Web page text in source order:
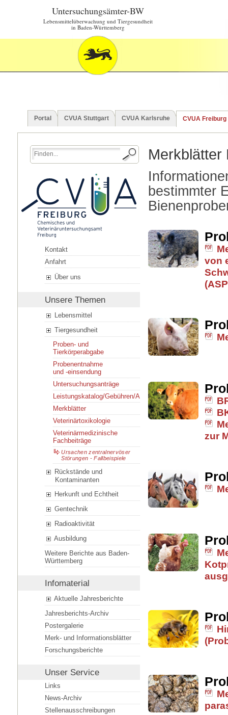
Untersuchungsämter-BW
Lebensmittelüberwachung und Tiergesundheit
in Baden-Württemberg
Portal CVUA Stuttgart CVUA Karlsruhe CVUA Freiburg
Kontakt
Anfahrt
Über uns
Unsere Themen
Lebensmittel
Tiergesundheit
Proben- und
Tierkörperabgabe
Probenentnahme
und -einsendung
Untersuchungsanträge
Leistungskatalog/Gebühren/Ansprechpersonen
Merkblätter
Veterinärtoxikologie
Veterinärmedizinische
Fachbeiträge
Ursachen zentralnervöser
Störungen - Fallbeispiele
Rückstände und
Kontaminanten
Herkunft und Echtheit
Gentechnik
Radioaktivität
Ausbildung
Weitere Berichte aus Baden-
Württemberg
Infomaterial
Aktuelle Jahresberichte
Jahresberichts-Archiv
Postergalerie
Merk- und Informationsblätter
Forschungsberichte
Unser Service
Links
News-Archiv
Stellenausschreibungen
Merkblätter
bestimmter
von
zur